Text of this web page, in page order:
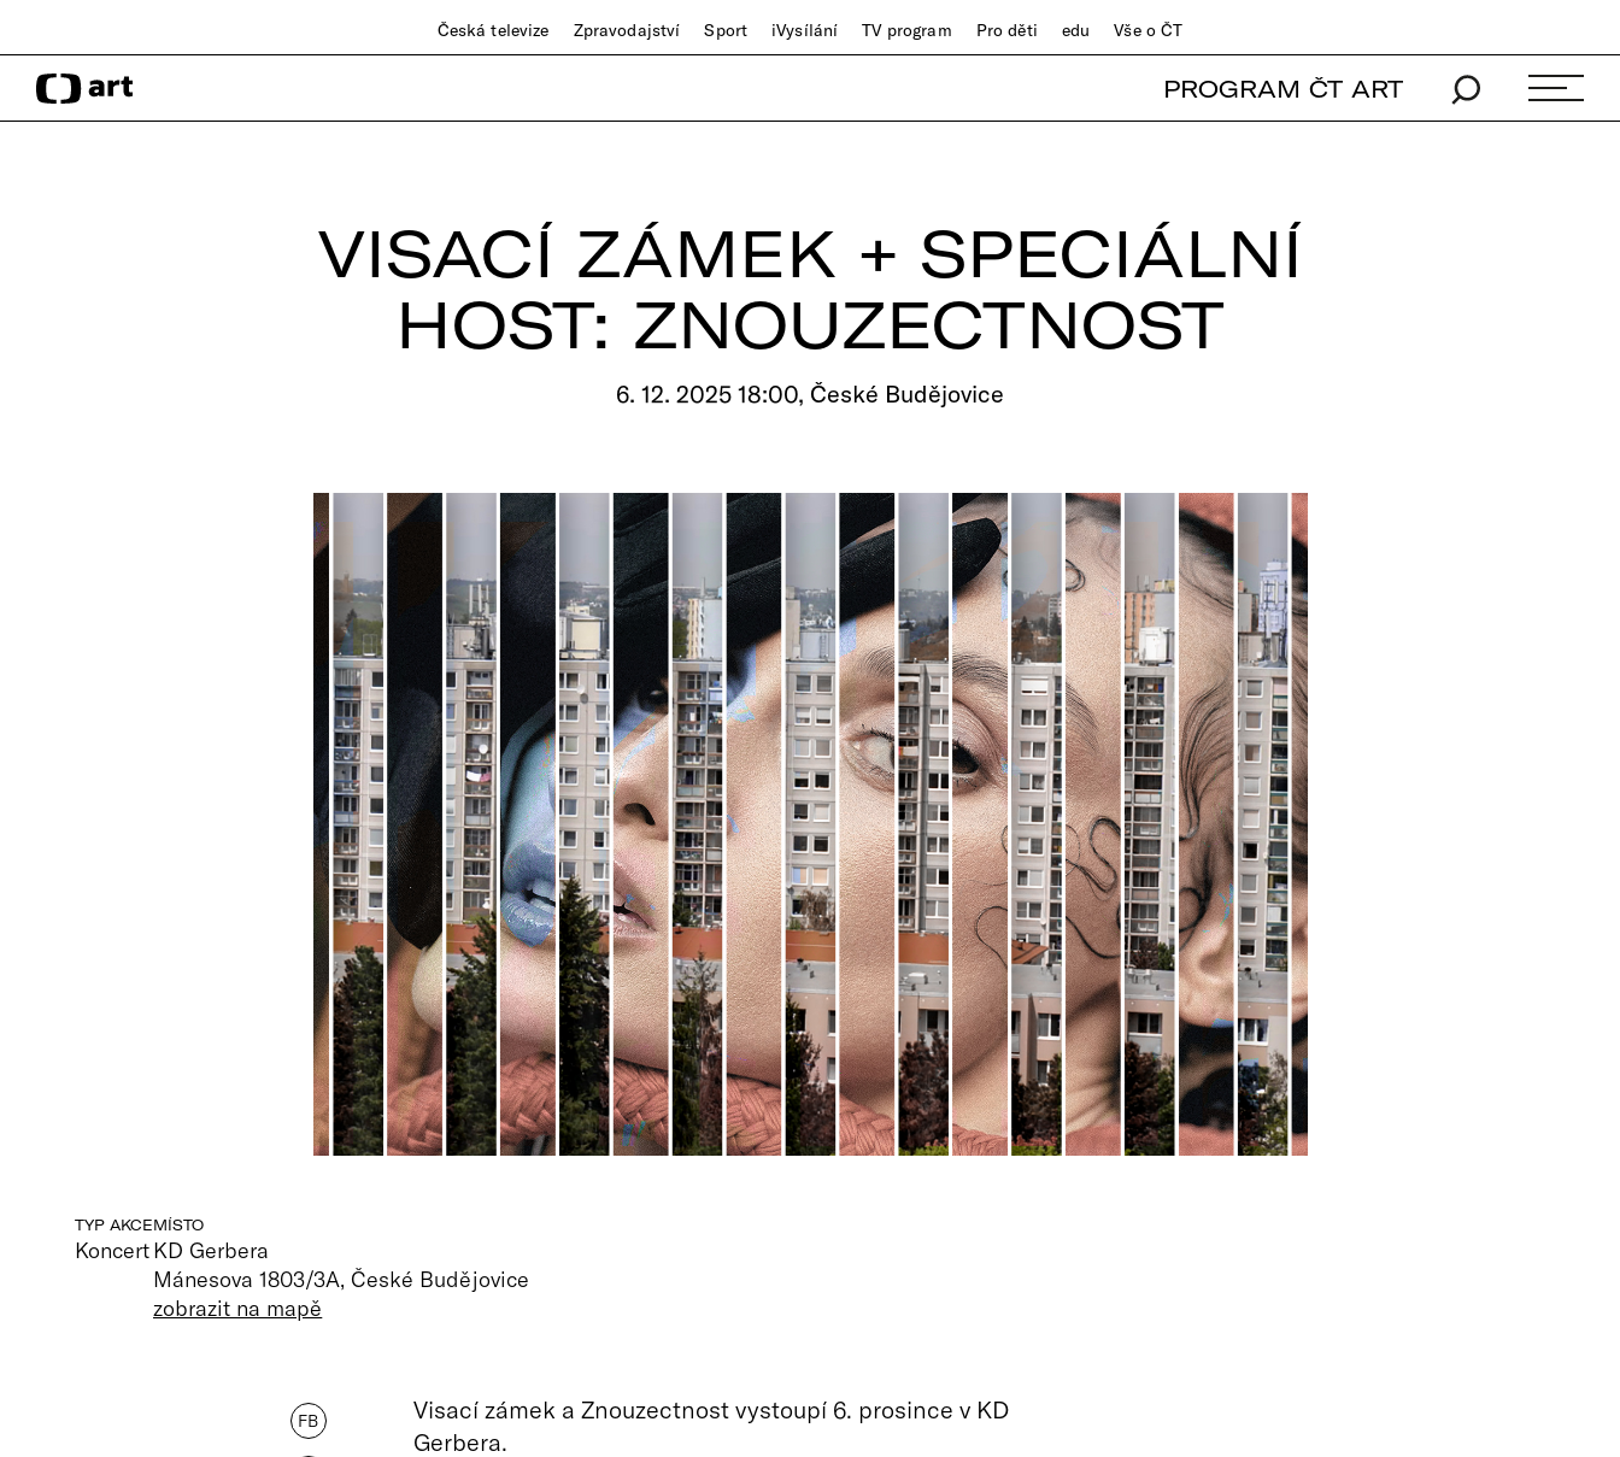
Česká televize Zpravodajství Sport iVysílání TV program Pro děti edu Vše o ČT
PROGRAM ČT ART
VISACÍ ZÁMEK + SPECIÁLNÍ
HOST: ZNOUZECTNOST
6. 12. 2025 18:00, České Budějovice
TYP AKCE
Koncert
MÍSTO
KD Gerbera
Mánesova 1803/3A, České Budějovice
zobrazit na mapě
FB
Visací zámek a Znouzectnost vystoupí 6. prosince v KD
Gerbera.